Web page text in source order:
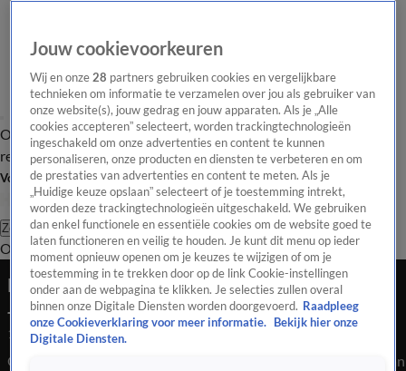
Overzicht Laatste nieuws Regionieuws Het beste van Hart
Tip de
redactie
Volg Hart van Nederland
Zoeken
OverzichtRegioUitzendingenWeerTip de redactiePanelVideo's
PvdA'er De Hoop reageert op 'openlijk racisme'
Johan Derksen
10 apr 2024, 20:43
Op X, voorheen Twitter, is veel ophef over uitspraken die Johan
Jouw cookievoorkeuren
Wij en onze28 partners gebruiken cookies en vergelijkbare
technieken om informatie te verzamelen over jou als gebruiker van
onze website(s), jouw gedrag en jouw apparaten. Als je „Alle
cookies accepteren” selecteert, worden trackingtechnologieën
ingeschakeld om onze advertenties en content te kunnen
personaliseren, onze producten en diensten te verbeteren en om
de prestaties van advertenties en content te meten. Als je
„Huidige keuze opslaan” selecteert of je toestemming intrekt,
worden deze trackingtechnologieën uitgeschakeld. We gebruiken
dan enkel functionele en essentiële cookies om de website goed te
laten functioneren en veilig te houden. Je kunt dit menu op ieder
moment opnieuw openen om je keuzes te wijzigen of om je
toestemming in te trekken door op de link Cookie-instellingen
onder aan de webpagina te klikken. Je selecties zullen overal
binnen onze Digitale Diensten worden doorgevoerd. Raadpleeg
onze Cookieverklaring voor meer informatie.
Bekijk hier onze
Digitale Diensten.